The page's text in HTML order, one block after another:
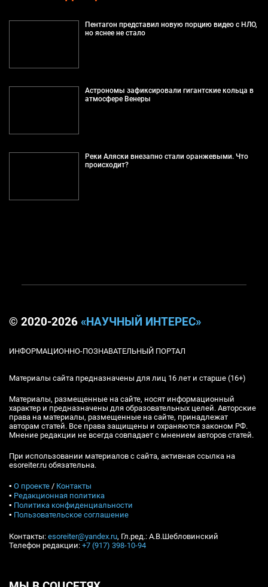
Пентагон представил новую порцию видео с НЛО,
но яснее не стало
Астрономы зафиксировали гигантские кольца в
атмосфере Венеры
Реки Аляски внезапно стали оранжевыми. Что
происходит?
© 2020-2026 «НАУЧНЫЙ ИНТЕРЕС»
ИНФОРМАЦИОННО-ПОЗНАВАТЕЛЬНЫЙ ПОРТАЛ
Материалы сайта предназначены для лиц 16 лет и старше (16+)
Материалы, размещенные на сайте, носят информационный
характер и предназначены для образовательных целей. Авторские
права на материалы, размещенные на сайте, принадлежат
авторам статей. Все права защищены и охраняются законом РФ.
Мнение редакции не всегда совпадает с мнением авторов статей.
При использовании материалов с сайта, активная ссылка на
esoreiter.ru обязательна.
▪ О проекте / Контакты
▪ Редакционная политика
▪ Политика конфиденциальности
▪ Пользовательское соглашение
Контакты: esoreiter@yandex.ru, Гл.ред.: А.В.Шебловинский
Телефон редакции: +7 (917) 398-10-94